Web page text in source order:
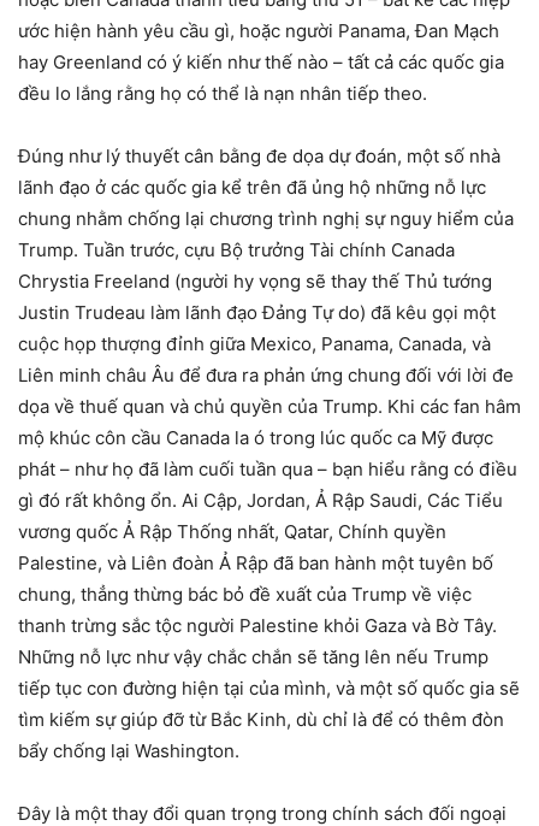
ước hiện hành yêu cầu gì, hoặc người Panama, Đan Mạch
hay Greenland có ý kiến như thế nào – tất cả các quốc gia
đều lo lắng rằng họ có thể là nạn nhân tiếp theo.
Đúng như lý thuyết cân bằng đe dọa dự đoán, một số nhà
lãnh đạo ở các quốc gia kể trên đã ủng hộ những nỗ lực
chung nhằm chống lại chương trình nghị sự nguy hiểm của
Trump. Tuần trước, cựu Bộ trưởng Tài chính Canada
Chrystia Freeland (người hy vọng sẽ thay thế Thủ tướng
Justin Trudeau làm lãnh đạo Đảng Tự do) đã kêu gọi một
cuộc họp thượng đỉnh giữa Mexico, Panama, Canada, và
Liên minh châu Âu để đưa ra phản ứng chung đối với lời đe
dọa về thuế quan và chủ quyền của Trump. Khi các fan hâm
mộ khúc côn cầu Canada la ó trong lúc quốc ca Mỹ được
phát – như họ đã làm cuối tuần qua – bạn hiểu rằng có điều
gì đó rất không ổn. Ai Cập, Jordan, Ả Rập Saudi, Các Tiểu
vương quốc Ả Rập Thống nhất, Qatar, Chính quyền
Palestine, và Liên đoàn Ả Rập đã ban hành một tuyên bố
chung, thẳng thừng bác bỏ đề xuất của Trump về việc
thanh trừng sắc tộc người Palestine khỏi Gaza và Bờ Tây.
Những nỗ lực như vậy chắc chắn sẽ tăng lên nếu Trump
tiếp tục con đường hiện tại của mình, và một số quốc gia sẽ
tìm kiếm sự giúp đỡ từ Bắc Kinh, dù chỉ là để có thêm đòn
bẩy chống lại Washington.
Đây là một thay đổi quan trọng trong chính sách đối ngoại